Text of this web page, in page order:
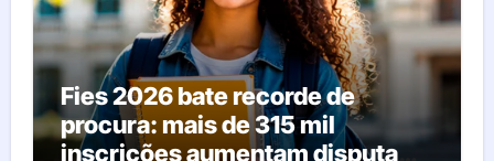
Fies 2026 bate recorde de
procura: mais de 315 mil
inscrições aumentam disputa